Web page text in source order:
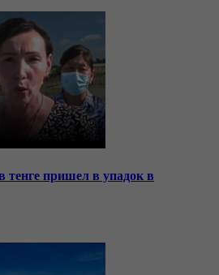
тенге пришел в упадок в